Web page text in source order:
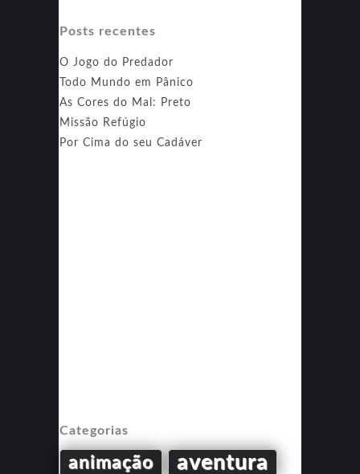
Posts recentes
O Jogo do Predador
Todo Mundo em Pânico
As Cores do Mal: Preto
Missão Refúgio
Por Cima do seu Cadáver
Categorias
animação aventura